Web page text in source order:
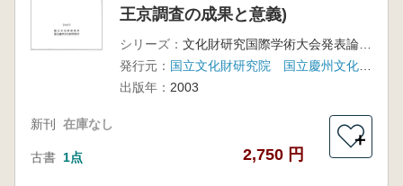
王京調査の成果と意義)
シリーズ：
文化財研究国際学術大会発表論文第12輯
発行元：
国立文化財研究院 国立慶州文化財研究所
出版年： 2003
新刊 在庫なし
古書 1点 2,750 円
＋